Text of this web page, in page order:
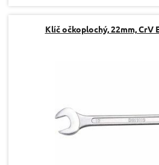
Klíč očkoplochý, 22mm, CrV